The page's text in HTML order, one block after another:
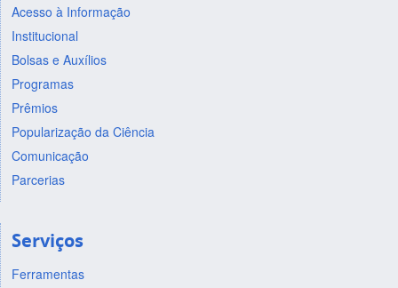
Acesso à Informação
Institucional
Bolsas e Auxílios
Programas
Prêmios
Popularização da Ciência
Comunicação
Parcerias
Serviços
Ferramentas